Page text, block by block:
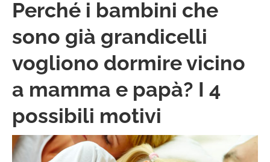
Perché i bambini che
sono già grandicelli
vogliono dormire vicino
a mamma e papà? I 4
possibili motivi